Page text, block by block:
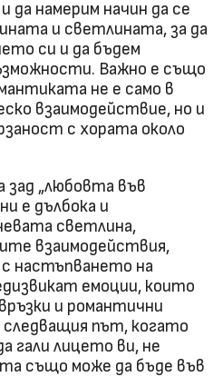
да намерим начин да се
и светлината, за да
си и да бъдем
Важно е също
не е само в
взаимодействие, но и
с хората около
зад „любовта във
е дълбока и
светлина,
взаимодействия,
настъпването на
емоции, които
и романтични
следващия път, когато
гали лицето ви, не
също може да бъде във